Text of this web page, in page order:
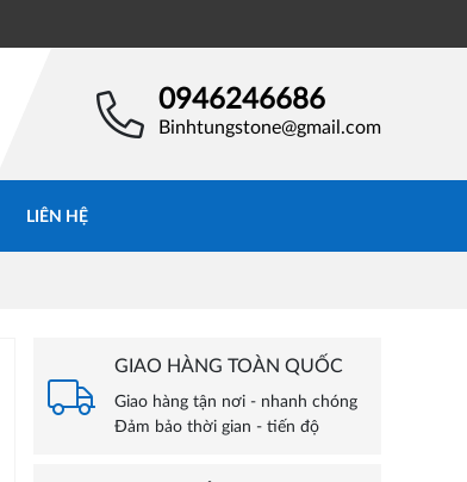
0946246686
Binhtungstone@gmail.com
LIÊN HỆ
GIAO HÀNG TOÀN QUỐC
Giao hàng tận nơi - nhanh chóng
Đảm bảo thời gian - tiến độ